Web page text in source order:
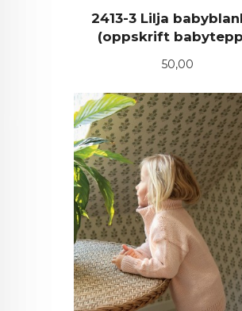
2413-3 Lilja
(oppskrift
Pris
50,00